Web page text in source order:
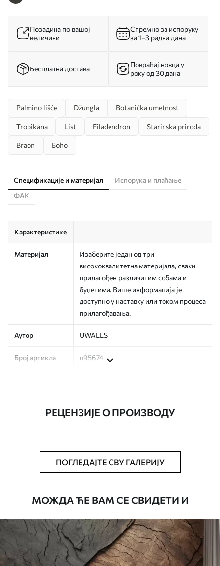
Позадина по вашој
величини
Спремно за испоруку
за 1–3 радна дана
Бесплатна достава
Повраћај новца у
року од 30 дана
Palmino lišće Džungla Botanička umetnost
Tropikana List Filadendron Starinska priroda
Braon Boho
Спецификације и материјал
Испорука и плаћање
ФАК
Карактеристике
Материјал
Изаберите један од три
висококвалитетна материјала, сваки
прилагођен различитим собама и
буџетима. Више информација је
доступно у наставку или током процеса
прилагођавања.
Аутор UWALLS
Број артикла u95674
Тапета се може нежно очистити меким
сунђером. Позадине са завршном
водом.
Доступни материјали
РЕЦЕНЗИЈЕ О ПРОИЗВОДУ
ПОГЛЕДАЈТЕ СВУ ГАЛЕРИЈУ
МОЖДА ЋЕ ВАМ СЕ СВИДЕТИ И